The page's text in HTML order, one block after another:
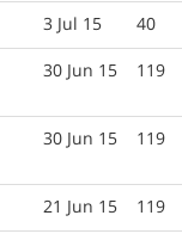
3 Jul 15 40
30 Jun 15 119
30 Jun 15 119
21 Jun 15 119